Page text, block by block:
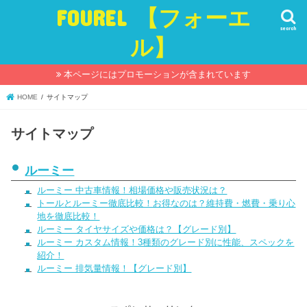
FOUREL 【フォーエ
ル】
search
本ページにはプロモーションが含まれています
HOME サイトマップ
サイトマップ
ルーミー
ルーミー 中古車情報！相場価格や販売状況は？
トールとルーミー徹底比較！お得なのは？維持費・燃費・乗り心
地を徹底比較！
ルーミー タイヤサイズや価格は？【グレード別】
ルーミー カスタム情報！3種類のグレード別に性能、スペックを
紹介！
ルーミー 排気量情報！【グレード別】